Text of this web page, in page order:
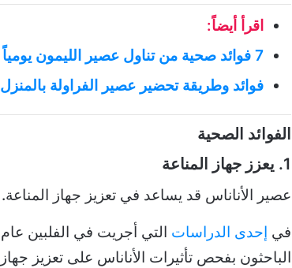
اقرأ أيضاً:
7 فوائد صحية من تناول عصير الليمون يومياً
فوائد وطريقة تحضير عصير الفراولة بالمنزل
الفوائد الصحية
1. يعزز جهاز المناعة
عصير الأناناس قد يساعد في تعزيز جهاز المناعة.
في إحدى الدراسات